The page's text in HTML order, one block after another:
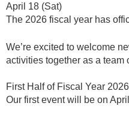
April 18 (Sat)
The 2026 fiscal year has
We’re excited to welcome
activities together as a team
First Half of Fiscal Year
Our first event will be on